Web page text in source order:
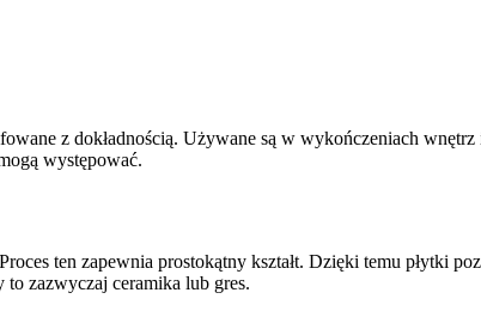
z dokładnością. Używane są w wykończeniach
występować.
ten zapewnia prostokątny kształt. Dzięki temu płytki
zazwyczaj ceramika lub gres.